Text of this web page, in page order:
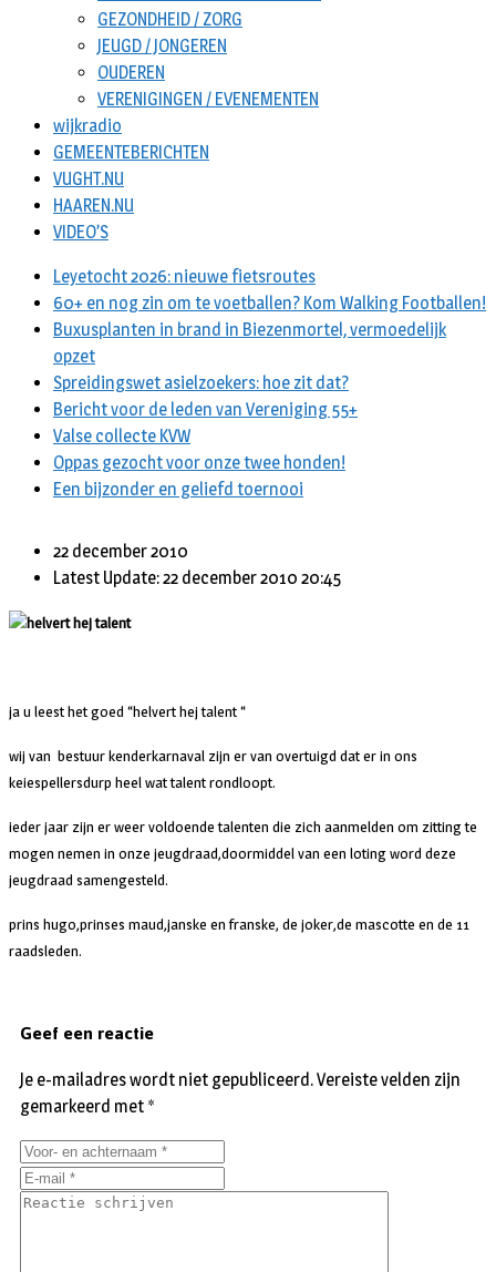
GEZONDHEID / ZORG
JEUGD / JONGEREN
OUDEREN
VERENIGINGEN / EVENEMENTEN
wijkradio
GEMEENTEBERICHTEN
VUGHT.NU
HAAREN.NU
VIDEO’S
Leyetocht 2026: nieuwe fietsroutes
60+ en nog zin om te voetballen? Kom Walking Footballen!
Buxusplanten in brand in Biezenmortel, vermoedelijk
opzet
Spreidingswet asielzoekers: hoe zit dat?
Bericht voor de leden van Vereniging 55+
Valse collecte KVW
Oppas gezocht voor onze twee honden!
Een bijzonder en geliefd toernooi
22 december 2010
Latest Update: 22 december 2010 20:45
helvert hej talent
ja u leest het goed “helvert hej talent “
wij van bestuur kenderkarnaval zijn er van overtuigd dat er in ons
keiespellersdurp heel wat talent rondloopt.
ieder jaar zijn er weer voldoende talenten die zich aanmelden om zitting te
mogen nemen in onze jeugdraad,doormiddel van een loting word deze
jeugdraad samengesteld.
prins hugo,prinses maud,janske en franske, de joker,de mascotte en de 11
raadsleden.
Geef een reactie
Je e-mailadres wordt niet gepubliceerd.Vereiste velden zijn
gemarkeerd met *